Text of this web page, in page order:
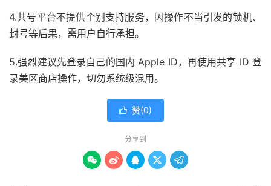
4.共号平台不提供个别支持服务，因操作不当引发的锁机、
封号等后果，需用户自行承担。
5.强烈建议先登录自己的国内 Apple ID，再使用共享 ID 登
录美区商店操作，切勿系统级混用。
 赞(0)
分享到
    